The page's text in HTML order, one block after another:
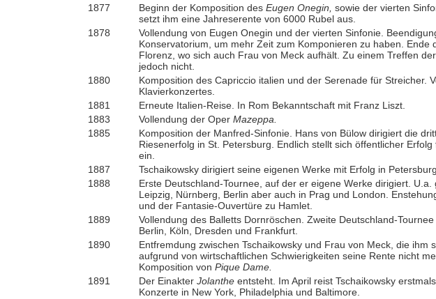
1877
Beginn der Komposition des Eugen Onegin, sowie der vierten
setzt ihm eine Jahreserente von 6000 Rubel aus.
1878
Vollendung von Eugen Onegin und der vierten Sinfonie.
Konservatorium, um mehr Zeit zum Komponieren zu haben. Ende
Florenz, wo sich auch Frau von Meck aufhält. Zu einem Treffen
jedoch nicht.
1880
Komposition des Capriccio italien und der Serenade für Streicher.
Klavierkonzertes.
1881
Erneute Italien-Reise. In Rom Bekanntschaft mit Franz Liszt.
1883
Vollendung der Oper Mazeppa.
1885
Komposition der Manfred-Sinfonie. Hans von Bülow dirigiert die
Riesenerfolg in St. Petersburg. Endlich stellt sich öffentlicher
ein.
1887
Tschaikowsky dirigiert seine eigenen Werke mit Erfolg in
1888
Erste Deutschland-Tournee, auf der er eigene Werke dirigiert. U.a.
Leipzig, Nürnberg, Berlin aber auch in Prag und London.
und der Fantasie-Ouvertüre zu Hamlet.
1889
Vollendung des Balletts Dornröschen. Zweite Deutschland-
Berlin, Köln, Dresden und Frankfurt.
1890
Entfremdung zwischen Tschaikowsky und Frau von Meck, die ihm
aufgrund von wirtschaftlichen Schwierigkeiten seine Rente nicht
Komposition von Pique Dame.
1891
Der Einakter Jolanthe entsteht. Im April reist Tschaikowsky
Konzerte in New York, Philadelphia und Baltimore.